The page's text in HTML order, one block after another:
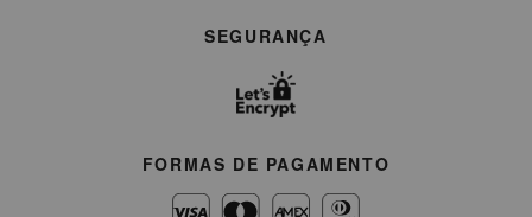
SEGURANÇA
FORMAS DE PAGAMENTO